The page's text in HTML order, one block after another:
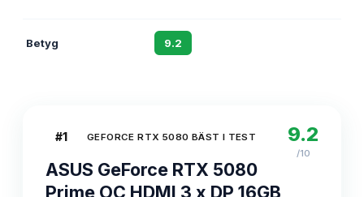
Betyg 9.2
#1 GEFORCE RTX 5080 BÄST I TEST
ASUS GeForce RTX 5080
Prime OC HDMI 3 x DP 16GB
9.2
/10